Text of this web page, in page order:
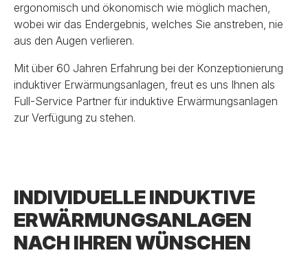
ergonomisch und ökonomisch wie möglich machen,
wobei wir das Endergebnis, welches Sie anstreben, nie
aus den Augen verlieren.
Mit über 60 Jahren Erfahrung bei der Konzeptionierung
induktiver Erwärmungsanlagen, freut es uns Ihnen als
Full-Service Partner für induktive Erwärmungsanlagen
zur Verfügung zu stehen.
INDIVIDUELLE INDUKTIVE
ERWÄRMUNGSANLAGEN
NACH IHREN WÜNSCHEN